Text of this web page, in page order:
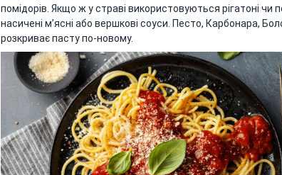
помідорів. Якщо ж у страві використовуються рігатоні чи
насичені м’ясні або вершкові соуси. Песто, Карбонара,
розкриває пасту по-новому.